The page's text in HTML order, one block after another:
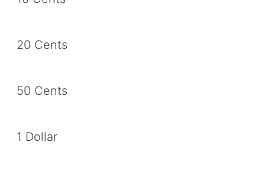
20 Cents
50 Cents
1 Dollar